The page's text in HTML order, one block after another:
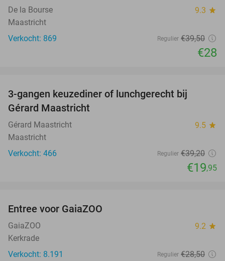
De la Bourse 9.3 star
Maastricht
Verkocht: 869
Regulier €39,50
€28
3-gangen keuzediner of lunchgerecht bij
Gérard Maastricht
Gérard Maastricht 9.5 star
Maastricht
Verkocht: 466
Regulier €39,20
€19,95
Entree voor GaiaZOO
GaiaZOO 9.2 star
Kerkrade
Verkocht: 8.191
Regulier €28,50